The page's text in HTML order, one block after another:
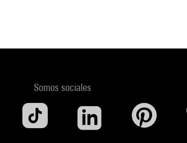
Somos sociales